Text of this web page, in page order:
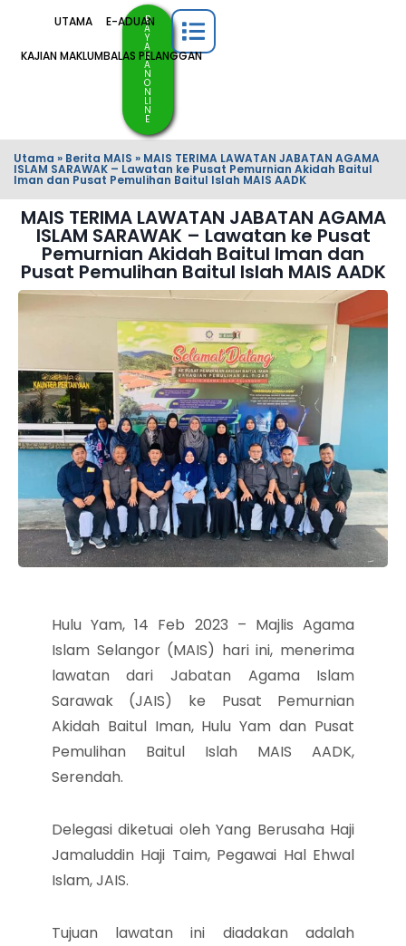
UTAMA E-ADUAN
KAJIAN MAKLUMBALAS PELANGGAN
B
A
Y
A
R
A
N
O
N
LI
N
E
Utama » Berita MAIS » MAIS TERIMA LAWATAN JABATAN AGAMA
ISLAM SARAWAK – Lawatan ke Pusat Pemurnian Akidah Baitul
Iman dan Pusat Pemulihan Baitul Islah MAIS AADK
MAIS TERIMA LAWATAN JABATAN AGAMA
ISLAM SARAWAK – Lawatan ke Pusat
Pemurnian Akidah Baitul Iman dan
Pusat Pemulihan Baitul Islah MAIS AADK
Hulu Yam, 14 Feb 2023 – Majlis Agama
Islam Selangor (MAIS) hari ini, menerima
lawatan dari Jabatan Agama Islam
Sarawak (JAIS) ke Pusat Pemurnian
Akidah Baitul Iman, Hulu Yam dan Pusat
Pemulihan Baitul Islah MAIS AADK,
Serendah.
Delegasi diketuai oleh Yang Berusaha Haji
Jamaluddin Haji Taim, Pegawai Hal Ehwal
Islam, JAIS.
Tujuan lawatan ini diadakan adalah